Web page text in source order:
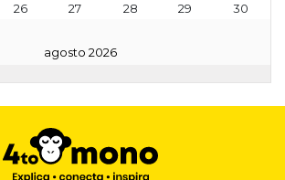
agosto 2026
26 27 28 29
30